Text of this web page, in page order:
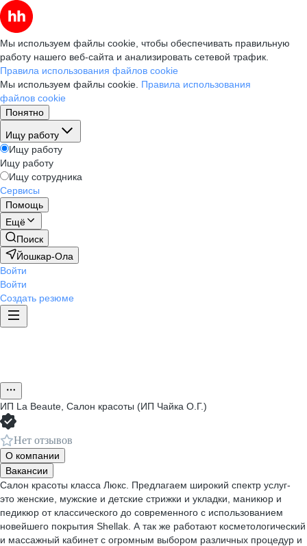
Мы используем файлы cookie, чтобы обеспечивать правильную
работу нашего веб-сайта и анализировать сетевой трафик.
Правила использования файлов cookie
Мы используем файлы cookie. Правила использования
файлов cookie
Понятно
Ищу работу
Ищу работу
Ищу работу
Ищу сотрудника
Сервисы
Помощь
Ещё
Поиск
Йошкар-Ола
Войти
Войти
Создать резюме
ИП La Beaute, Салон красоты (ИП Чайка О.Г.)
Нет отзывов
О компании
Вакансии
Салон красоты класса Люкс. Предлагаем широкий спектр услуг-
это женские, мужские и детские стрижки и укладки, маникюр и
педикюр от классического до современного с использованием
новейшего покрытия Shellak. А так же работают косметологический
и массажный кабинет с огромным выбором различных процедур и